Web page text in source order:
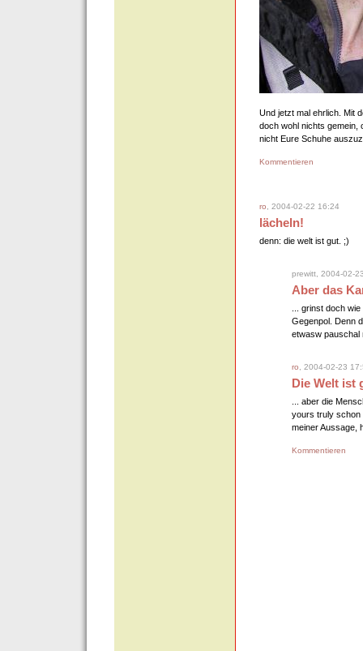
Und jetzt mal ehrlich. Mit
doch wohl nichts gemein,
nicht Eure Schuhe
Kommentieren
ro , 2004-02-22 16:24
lächeln!
denn: die welt ist gut. ;)
prewitt, 2004-02-
Aber das
... grinst doch
Gegenpol. Denn
etwasw pauschal
ro , 2004-02-23
Die Welt ist
... aber die
yours truly schon
meiner Aussage,
Kommentieren